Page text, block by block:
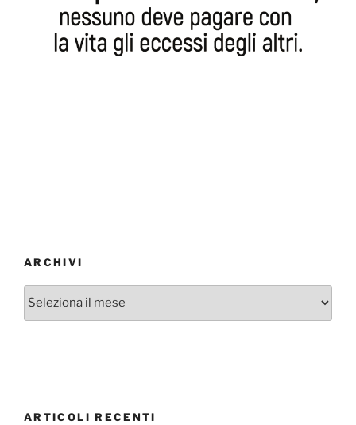
ARCHIVI
Archivi
ARTICOLI RECENTI